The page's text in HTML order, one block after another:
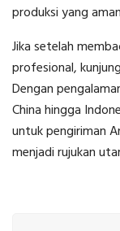
produksi yang
Jika setelah
profesional,
Dengan
China hingga
untuk pengiriman
menjadi rujukan